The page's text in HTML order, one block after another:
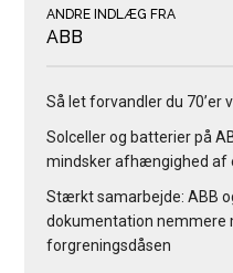
ANDRE INDLÆG FRA
ABB
Så let forvandler du 70’er
Solceller og batterier på
mindsker afhængighed af
Stærkt samarbejde: ABB
dokumentation nemmere
forgreningsdåsen